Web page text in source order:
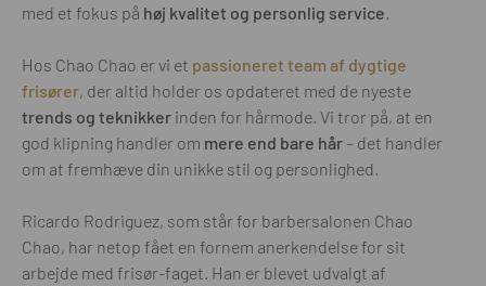
med et fokus på høj kvalitet og personlig service
Hos Chao Chao er vi et passioneret team af dygtige
frisører, der altid holder os opdateret med de nyeste
trends og teknikker inden for hårmode. Vi tror på, at en
god klipning handler om mere end bare hår – det handler
om at fremhæve din unikke stil og personlighed.
Ricardo Rodriguez, som står for barbersalonen Chao
Chao, har netop fået en fornem anerkendelse for sit
arbejde med frisør-faget. Han er blevet udvalgt af